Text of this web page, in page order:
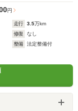
円
走行 3.5万km
修復
なし
整備
法定整備付